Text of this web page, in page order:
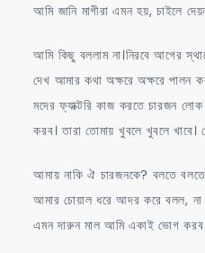
আমি জানি মাগীরা এমন হয়, চাইলে
আমি কিছু বললাম না।নিরবে আগের
দেখ আমার কথা অক্ষরে অক্ষরে পালন
মদের ফ্যাক্টরি কাজ করতে চারজন
করব। তারা তোমায় খুবলে খুবলে
আমায় নাকি ঐ চারজনকে? বলতে বলতে
আমার চোয়াল ধরে আদর করে বলল, না
এমন দারুন মাল আমি একাই ভোগ